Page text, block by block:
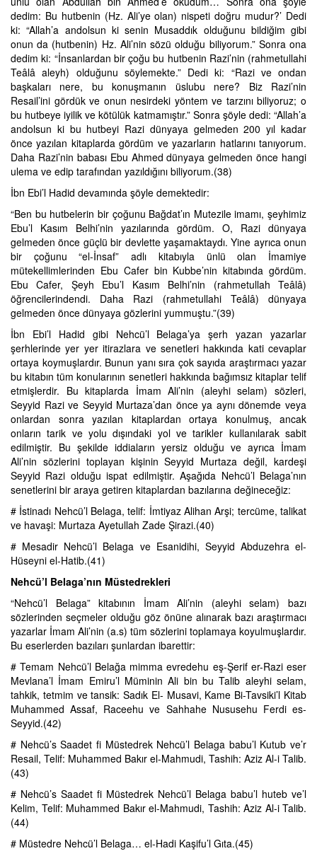
dedim: Bu hutbenin (Hz. Ali’ye olan) nispeti doğru mudur?’ Dedi
ki: “Allah’a andolsun ki senin Musaddık olduğunu bildiğim gibi
onun da (hutbenin) Hz. Ali’nin sözü olduğu biliyorum.” Sonra ona
dedim ki: “İnsanlardan bir çoğu bu hutbenin Razi’nin (rahmetullahi
Teâlâ aleyh) olduğunu söylemekte.” Dedi ki: “Razi ve ondan
başkaları nere, bu konuşmanın üslubu nere? Biz Razi’nin
Resail’ini gördük ve onun nesirdeki yöntem ve tarzını biliyoruz; o
bu hutbeye iyilik ve kötülük katmamıştır.” Sonra şöyle dedi: “Allah’a
andolsun ki bu hutbeyi Razi dünyaya gelmeden 200 yıl kadar
önce yazılan kitaplarda gördüm ve yazarların hatlarını tanıyorum.
Daha Razi’nin babası Ebu Ahmed dünyaya gelmeden önce hangi
ulema ve edip tarafından yazıldığını biliyorum.(38)
İbn Ebi’l Hadid devamında şöyle demektedir:
“Ben bu hutbelerin bir çoğunu Bağdat’ın Mutezile imamı, şeyhimiz
Ebu’l Kasım Belhi’nin yazılarında gördüm. O, Razi dünyaya
gelmeden önce güçlü bir devlette yaşamaktaydı. Yine ayrıca onun
bir çoğunu “el-İnsaf” adlı kitabıyla ünlü olan İmamiye
mütekellimlerinden Ebu Cafer bin Kubbe’nin kitabında gördüm.
Ebu Cafer, Şeyh Ebu’l Kasım Belhi’nin (rahmetullah Teâlâ)
öğrencilerindendi. Daha Razi (rahmetullahi Teâlâ) dünyaya
gelmeden önce dünyaya gözlerini yummuştu.”(39)
İbn Ebi’l Hadid gibi Nehcü’l Belaga’ya şerh yazan yazarlar
şerhlerinde yer yer itirazlara ve senetleri hakkında kati cevaplar
ortaya koymuşlardır. Bunun yanı sıra çok sayıda araştırmacı yazar
bu kitabın tüm konularının senetleri hakkında bağımsız kitaplar telif
etmişlerdir. Bu kitaplarda İmam Ali’nin (aleyhi selam) sözleri,
Seyyid Razi ve Seyyid Murtaza’dan önce ya aynı dönemde veya
onlardan sonra yazılan kitaplardan ortaya konulmuş, ancak
onların tarik ve yolu dışındaki yol ve tarikler kullanılarak sabit
edilmiştir. Bu şekilde iddiaların yersiz olduğu ve ayrıca İmam
Ali’nin sözlerini toplayan kişinin Seyyid Murtaza değil, kardeşi
Seyyid Razi olduğu ispat edilmiştir. Aşağıda Nehcü’l Belaga’nın
senetlerini bir araya getiren kitaplardan bazılarına değineceğiz:
# İstinadı Nehcü’l Belaga, telif: İmtiyaz Alihan Arşi; tercüme, talikat
ve havaşi: Murtaza Ayetullah Zade Şirazi.(40)
# Mesadir Nehcü’l Belaga ve Esanidihi, Seyyid Abduzehra el-
Hüseyni el-Hatib.(41)
Nehcü’l Belaga’nın Müstedrekleri
“Nehcü’l Belaga” kitabının İmam Ali’nin (aleyhi selam) bazı
sözlerinden seçmeler olduğu göz önüne alınarak bazı araştırmacı
yazarlar İmam Ali’nin (a.s) tüm sözlerini toplamaya koyulmuşlardır.
Bu eserlerden bazıları şunlardan ibarettir:
# Temam Nehcü’l Belağa mimma evredehu eş-Şerif er-Razi eser
Mevlana’l İmam Emiru’l Müminin Ali bin bu Talib aleyhi selam,
tahkik, tetmim ve tansik: Sadık El- Musavi, Kame Bi-Tavsiki’l Kitab
Muhammed Assaf, Raceehu ve Sahhahe Nususehu Ferdi es-
Seyyid.(42)
# Nehcü’s Saadet fi Müstedrek Nehcü’l Belaga babu’l Kutub ve’r
Resail, Telif: Muhammed Bakır el-Mahmudi, Tashih: Aziz Al-i Talib.
(43)
# Nehcü’s Saadet fi Müstedrek Nehcü’l Belaga babu’l huteb ve’l
Kelim, Telif: Muhammed Bakır el-Mahmudi, Tashih: Aziz Al-i Talib.
(44)
# Müstedre Nehcü’l Belaga… el-Hadi Kaşifu’l Gıta.(45)